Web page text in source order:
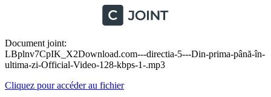
Document joint:
LBplnv7CpIK_X2Download.com---directia-5---Din-prima-până-în-
ultima-zi-Official-Video-128-kbps-1-.mp3
Cliquez pour accéder au fichier